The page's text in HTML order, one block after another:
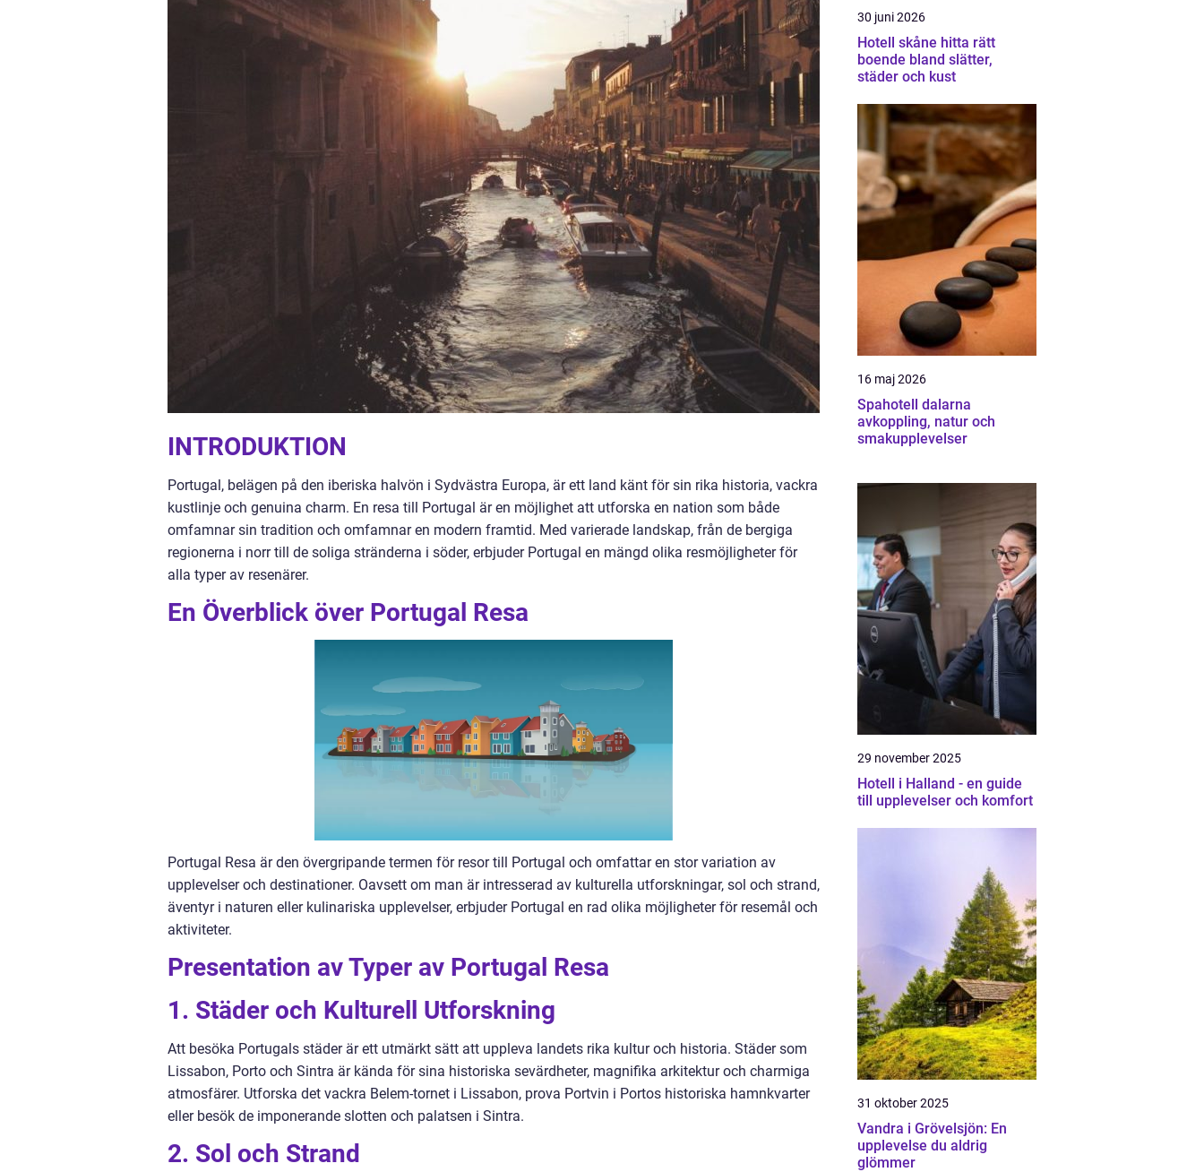
INTRODUKTION
Portugal, belägen på den iberiska halvön i Sydvästra Europa, är ett land känt för sin rika historia, vackra
kustlinje och genuina charm. En resa till Portugal är en möjlighet att utforska en nation som både
omfamnar sin tradition och omfamnar en modern framtid. Med varierade landskap, från de bergiga
regionerna i norr till de soliga stränderna i söder, erbjuder Portugal en mängd olika resmöjligheter för
alla typer av resenärer.
En Överblick över Portugal Resa
Portugal Resa är den övergripande termen för resor till Portugal och omfattar en stor variation av
upplevelser och destinationer. Oavsett om man är intresserad av kulturella utforskningar, sol och strand,
äventyr i naturen eller kulinariska upplevelser, erbjuder Portugal en rad olika möjligheter för resemål och
aktiviteter.
Presentation av Typer av Portugal Resa
1. Städer och Kulturell Utforskning
Att besöka Portugals städer är ett utmärkt sätt att uppleva landets rika kultur och historia. Städer som
Lissabon, Porto och Sintra är kända för sina historiska sevärdheter, magnifika arkitektur och charmiga
atmosfärer. Utforska det vackra Belem-tornet i Lissabon, prova Portvin i Portos historiska hamnkvarter
eller besök de imponerande slotten och palatsen i Sintra.
2. Sol och Strand
30 juni 2026
Hotell skåne hitta rätt
boende bland slätter,
städer och kust
16 maj 2026
Spahotell dalarna
avkoppling, natur och
smakupplevelser
29 november 2025
Hotell i Halland - en guide
till upplevelser och komfort
31 oktober 2025
Vandra i Grövelsjön: En
upplevelse du aldrig
glömmer